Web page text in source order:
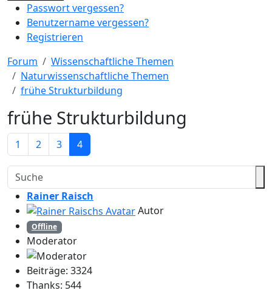
Passwort vergessen?
Benutzername vergessen?
Registrieren
Forum
Wissenschaftliche Themen
Naturwissenschaftliche Themen
frühe Strukturbildung
frühe Strukturbildung
1 2 3 4
Rainer Raisch
Autor
Offline
Moderator
Beiträge: 3324
Thanks: 544